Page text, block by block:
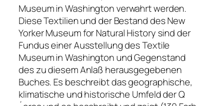
Museum in Washington verwahrt werden.
Diese Textilien und der Bestand des New
Yorker Museum for Natural History sind der
Fundus einer Ausstellung des Textile
Museum in Washington und Gegenstand
des zu diesem Anlaß herausgegebenen
Buches. Es beschreibt das geographische,
klimatische und historische Umfeld der Q